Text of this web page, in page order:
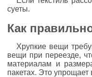
суеты.
Как
Хрупкие вещи
вещи при переезде,
материалам и
пакетах. Это